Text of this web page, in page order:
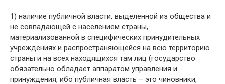
1) наличие публичной власти, выделенной из общества и
не совпадающей с населением страны,
материализованной в специфических принудительных
учреждениях и распространяющейся на всю территорию
страны и на всех находящихся там лиц (государство
обязательно обладает аппаратом управления и
принуждения, ибо публичная власть – это чиновники,